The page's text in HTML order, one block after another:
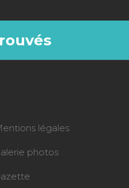
légales
photos